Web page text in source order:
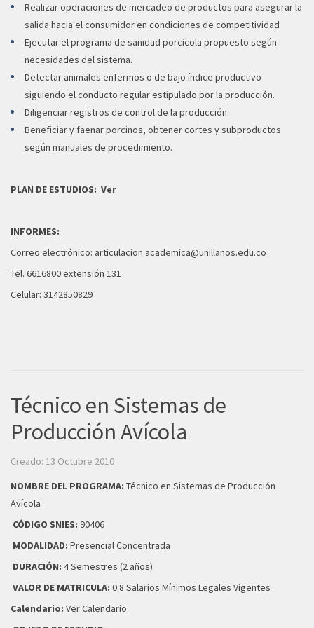
Realizar operaciones de mercadeo de productos para asegurar la
salida hacia el consumidor en condiciones de competitividad
Ejecutar el programa de sanidad porcícola propuesto según
necesidades del sistema.
Detectar animales enfermos o de bajo índice productivo
siguiendo el conducto regular estipulado por la producción.
Diligenciar registros de control de la producción.
Beneficiar y faenar porcinos, obtener cortes y subproductos
según manuales de procedimiento.
PLAN DE ESTUDIOS: Ver
INFORMES:
Correo electrónico: articulacion.academica@unillanos.edu.co
Tel. 6616800 extensión 131
Celular: 3142850829
Técnico en Sistemas de
Producción Avícola
Creado: 13 Octubre 2010
NOMBRE DEL PROGRAMA: Técnico en Sistemas de Producción
Avícola
CÓDIGO SNIES: 90406
MODALIDAD: Presencial Concentrada
DURACIÓN: 4 Semestres (2 años)
VALOR DE MATRICULA: 0.8 Salarios Mínimos Legales Vigentes
Calendario: Ver Calendario